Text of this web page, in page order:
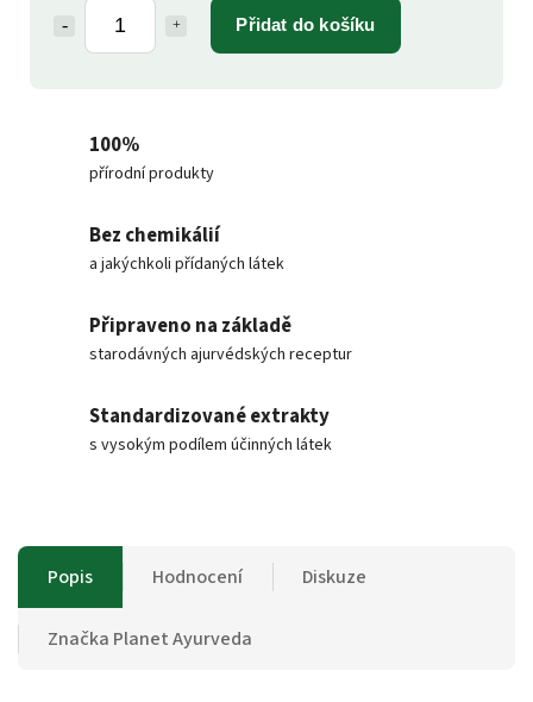
Přidat do košíku
100%
přírodní produkty
Bez chemikálií
a jakýchkoli přídaných látek
Připraveno na základě
starodávných ajurvédských receptur
Standardizované extrakty
s vysokým podílem účinných látek
Popis Hodnocení Diskuze
Značka Planet Ayurveda